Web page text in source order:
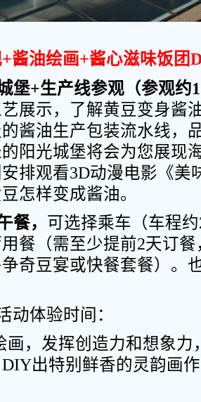
+酱油绘画+酱心滋味饭团
堡+生产线参观（参观约
展示，了解黄豆变身酱
酱油生产包装流水线，
阳光城堡将会为您展现
排观看3D动漫电影《美
怎样变成酱油。
餐， 可选择乘车（车程约
餐（需至少提前2天订餐
奇豆宴或快餐套餐）。
动体验时间：
画，发挥创造力和想象力
DIY出特别鲜香的灵韵画